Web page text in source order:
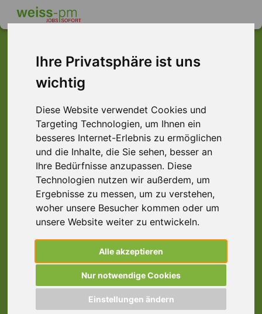
Ihre Privatsphäre ist uns
wichtig
Diese Website verwendet Cookies und
Targeting Technologien, um Ihnen ein
besseres Internet-Erlebnis zu ermöglichen
und die Inhalte, die Sie sehen, besser an
Ihre Bedürfnisse anzupassen. Diese
Technologien nutzen wir außerdem, um
Ergebnisse zu messen, um zu verstehen,
woher unsere Besucher kommen oder um
unsere Website weiter zu entwickeln.
Alle akzeptieren
Nur notwendige Cookies
Einstellungen ändern
Dieser Job ist leider
nicht mehr verfügbar ...
... aber vielleicht ist hier etwas dabei:
Finanzbuchhalter (m/w/d)
63450 Hanau